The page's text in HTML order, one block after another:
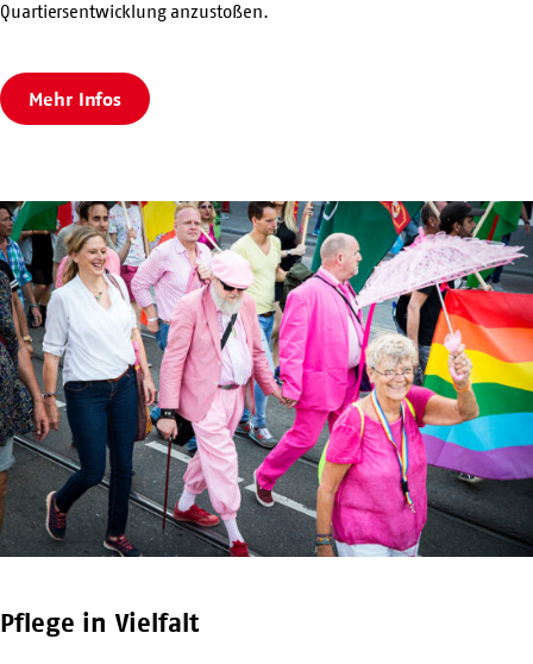
Quartiersentwicklung anzustoßen.
Mehr Infos
Pflege in Vielfalt